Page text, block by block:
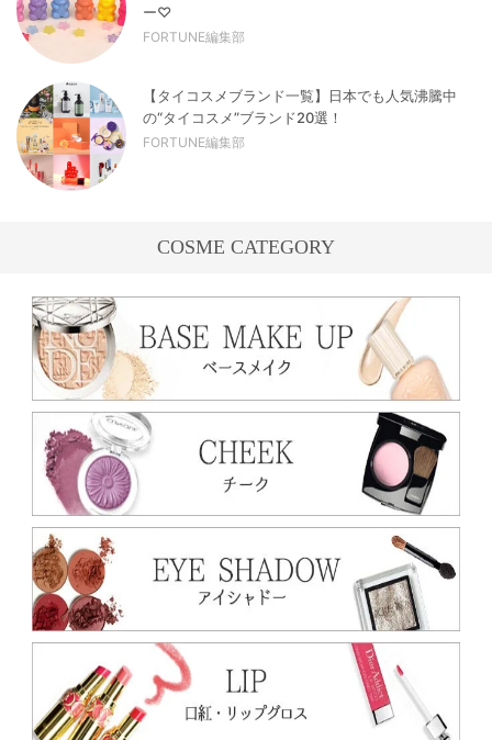
ー♡
FORTUNE編集部
【タイコスメブランド一覧】日本でも人気沸騰中
の“タイコスメ”ブランド20選！
FORTUNE編集部
COSME CATEGORY